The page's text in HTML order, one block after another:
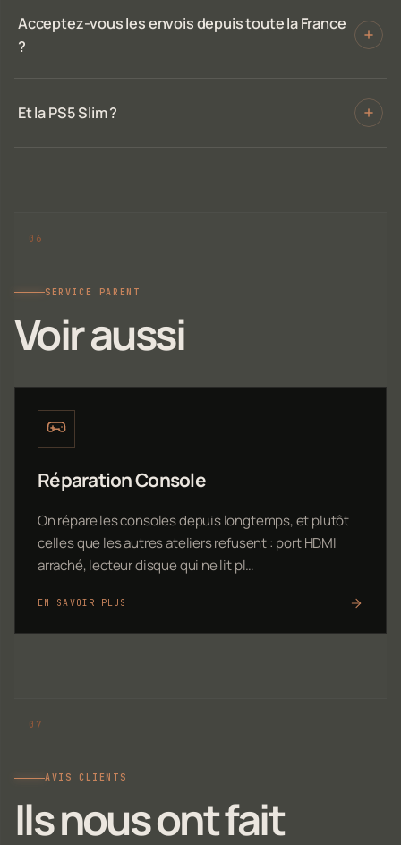
Acceptez-vous les envois depuis toute la France
?
Et la PS5 Slim ?
SERVICE PARENT
Voir aussi
Réparation Console
On répare les consoles depuis longtemps, et plutôt
celles que les autres ateliers refusent : port HDMI
arraché, lecteur disque qui ne lit pl…
EN SAVOIR PLUS
AVIS CLIENTS
Ils nous ont fait